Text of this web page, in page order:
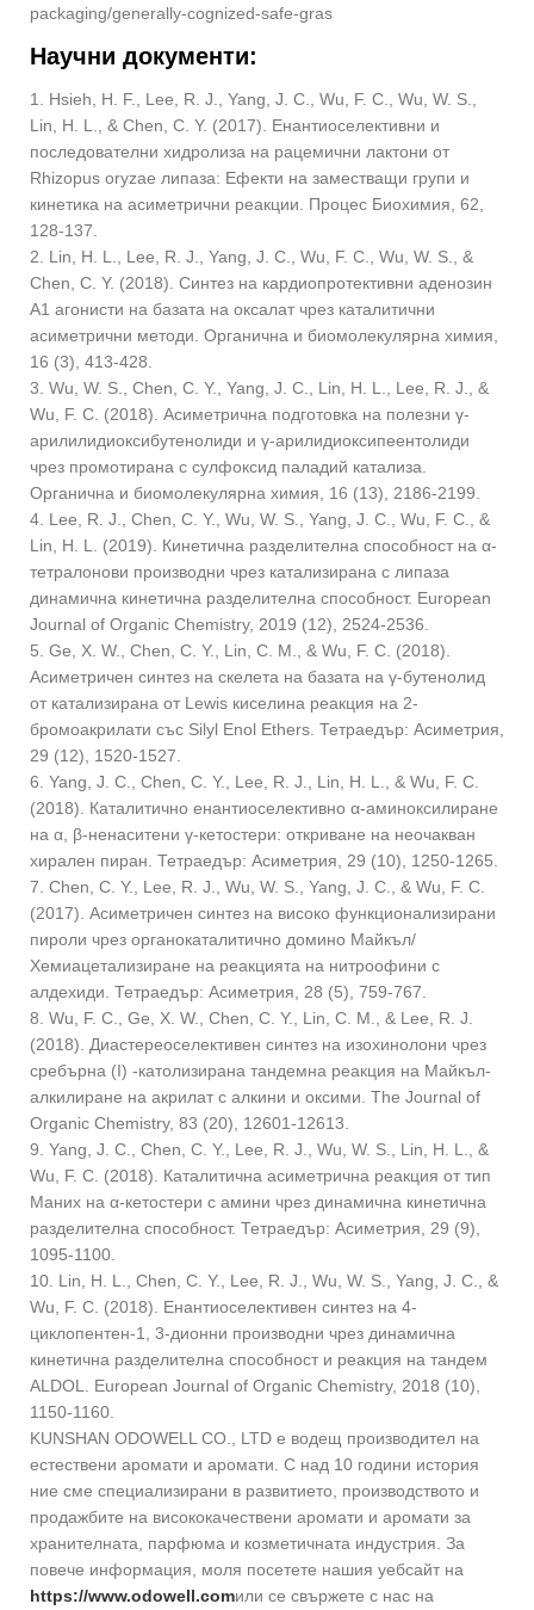
packaging/generally-cognized-safe-gras
Научни документи:
1. Hsieh, H. F., Lee, R. J., Yang, J. C., Wu, F. C., Wu, W. S.,
Lin, H. L., & Chen, C. Y. (2017). Енантиоселективни и
последователни хидролиза на рацемични лактони от
Rhizopus oryzae липаза: Ефекти на заместващи групи и
кинетика на асиметрични реакции. Процес Биохимия, 62,
128-137.
2. Lin, H. L., Lee, R. J., Yang, J. C., Wu, F. C., Wu, W. S., &
Chen, C. Y. (2018). Синтез на кардиопротективни аденозин
A1 агонисти на базата на оксалат чрез каталитични
асиметрични методи. Органична и биомолекулярна химия,
16 (3), 413-428.
3. Wu, W. S., Chen, C. Y., Yang, J. C., Lin, H. L., Lee, R. J., &
Wu, F. C. (2018). Асиметрична подготовка на полезни γ-
арилилидиоксибутенолиди и γ-арилидиоксипеентолиди
чрез промотирана с сулфоксид паладий катализа.
Органична и биомолекулярна химия, 16 (13), 2186-2199.
4. Lee, R. J., Chen, C. Y., Wu, W. S., Yang, J. C., Wu, F. C., &
Lin, H. L. (2019). Кинетична разделителна способност на α-
тетралонови производни чрез катализирана с липаза
динамична кинетична разделителна способност. European
Journal of Organic Chemistry, 2019 (12), 2524-2536.
5. Ge, X. W., Chen, C. Y., Lin, C. M., & Wu, F. C. (2018).
Асиметричен синтез на скелета на базата на γ-бутенолид
от катализирана от Lewis киселина реакция на 2-
бромоакрилати със Silyl Enol Ethers. Тетраедър: Асиметрия,
29 (12), 1520-1527.
6. Yang, J. C., Chen, C. Y., Lee, R. J., Lin, H. L., & Wu, F. C.
(2018). Каталитично енантиоселективно α-аминоксилиране
на α, β-ненаситени γ-кетостери: откриване на неочакван
хирален пиран. Тетраедър: Асиметрия, 29 (10), 1250-1265.
7. Chen, C. Y., Lee, R. J., Wu, W. S., Yang, J. C., & Wu, F. C.
(2017). Асиметричен синтез на високо функционализирани
пироли чрез органокаталитично домино Майкъл/
Хемиацетализиране на реакцията на нитроофини с
алдехиди. Тетраедър: Асиметрия, 28 (5), 759-767.
8. Wu, F. C., Ge, X. W., Chen, C. Y., Lin, C. M., & Lee, R. J.
(2018). Диастереоселективен синтез на изохинолони чрез
сребърна (I) -католизирана тандемна реакция на Майкъл-
алкилиране на акрилат с алкини и оксими. The Journal of
Organic Chemistry, 83 (20), 12601-12613.
9. Yang, J. C., Chen, C. Y., Lee, R. J., Wu, W. S., Lin, H. L., &
Wu, F. C. (2018). Каталитична асиметрична реакция от тип
Маних на α-кетостери с амини чрез динамична кинетична
разделителна способност. Тетраедър: Асиметрия, 29 (9),
1095-1100.
10. Lin, H. L., Chen, C. Y., Lee, R. J., Wu, W. S., Yang, J. C., &
Wu, F. C. (2018). Енантиоселективен синтез на 4-
циклопентен-1, 3-дионни производни чрез динамична
кинетична разделителна способност и реакция на тандем
ALDOL. European Journal of Organic Chemistry, 2018 (10),
1150-1160.
KUNSHAN ODOWELL CO., LTD е водещ производител на
естествени аромати и аромати. С над 10 години история
ние сме специализирани в развитието, производството и
продажбите на висококачествени аромати и аромати за
хранителната, парфюма и козметичната индустрия. За
повече информация, моля посетете нашия уебсайт на
https://www.odowell.comили се свържете с нас на